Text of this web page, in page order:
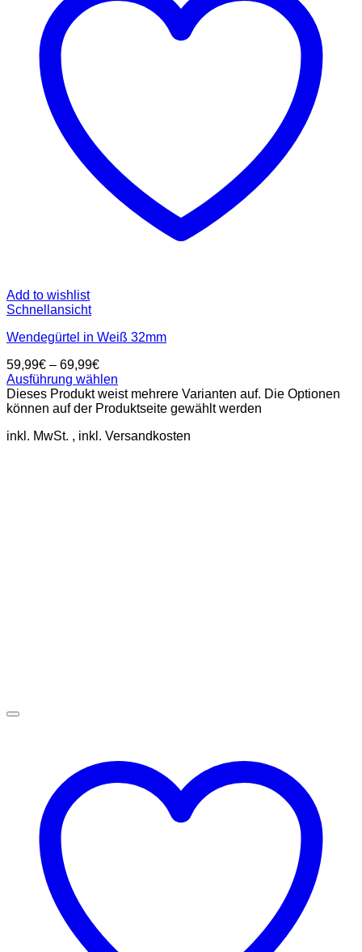
Add to wishlist
Schnellansicht
Wendegürtel in Weiß 32mm
59,99€ – 69,99€
Ausführung wählen
Dieses Produkt weist mehrere Varianten auf. Die Optionen
können auf der Produktseite gewählt werden
inkl. MwSt.